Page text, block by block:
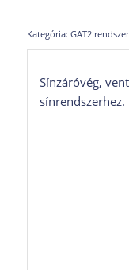
Kategória: GAT2 rendszer
Sínzáróvég,
sínrendszerhez.